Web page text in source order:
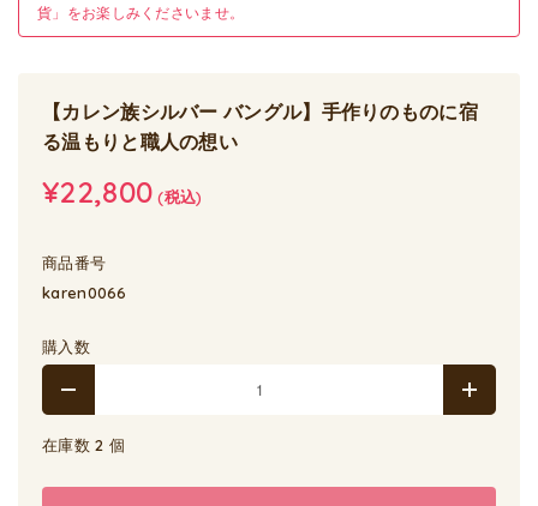
貨」をお楽しみくださいませ。
【カレン族シルバー バングル】手作りのものに宿
る温もりと職人の想い
¥22,800 (税込)
商品番号
karen0066
購入数
在庫数 2 個